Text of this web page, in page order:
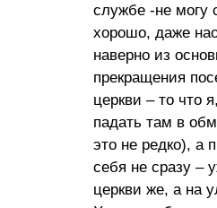
службе -не могу
хорошо, даже
наверно из
прекращения
церкви – то что
падать там в
это не редко), а
себя не сразу –
церкви же, а на